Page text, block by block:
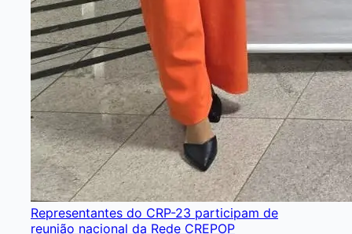
Representantes do CRP-23 participam de
reunião nacional da Rede CREPOP